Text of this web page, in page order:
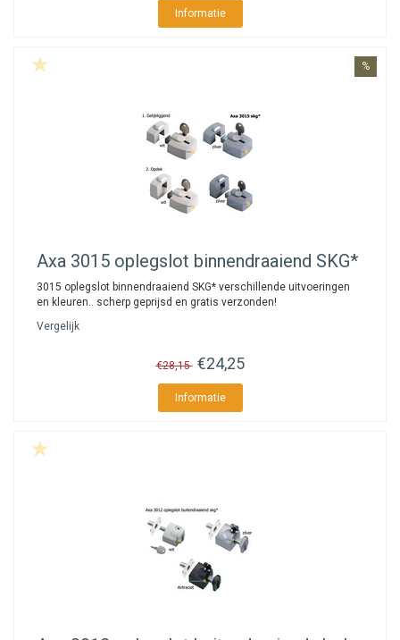
Informatie
%
Axa 3015 oplegslot binnendraaiend SKG*
3015 oplegslot binnendraaiend SKG* verschillende uitvoeringen
en kleuren.. scherp geprijsd en gratis verzonden!
Vergelijk
€28,15 €24,25
Informatie